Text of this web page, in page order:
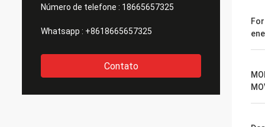
Número de telefone : 18665657325
Whatsapp : +8618665657325
Contato